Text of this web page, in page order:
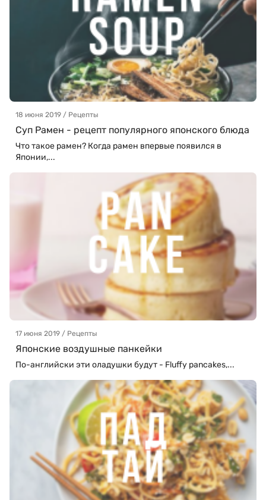
18 июня 2019 / Рецепты
Суп Рамен - рецепт популярного японского блюда
Что такое рамен? Когда рамен впервые появился в
Японии,...
17 июня 2019 / Рецепты
Японские воздушные панкейки
По-английски эти оладушки будут - Fluffy pancakes,...